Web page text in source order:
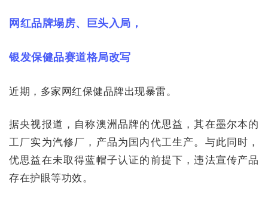
网红品牌塌房、巨头入局，
银发保健品赛道格局改写
近期，多家网红保健品牌出现暴雷。
据央视报道，自称澳洲品牌的优思益，其在墨尔本的
工厂实为汽修厂，产品为国内代工生产。与此同时，
优思益在未取得蓝帽子认证的前提下，违法宣传产品
存在护眼等功效。